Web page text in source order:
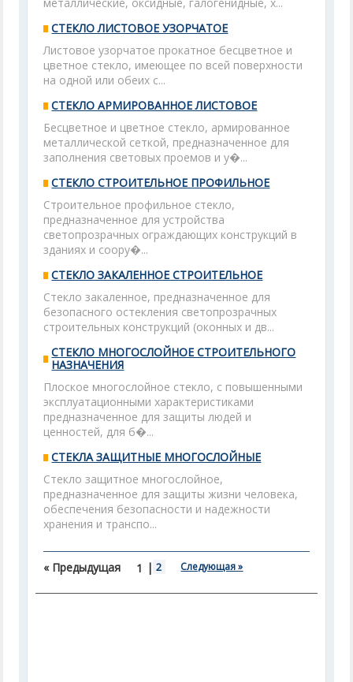
СТЕКЛО ЛИСТОВОЕ УЗОРЧАТОЕ
Листовое узорчатое прокатное бесцветное и
цветное стекло, имеющее по всей поверхности
на одной или обеих с...
СТЕКЛО АРМИРОВАННОЕ ЛИСТОВОЕ
Бесцветное и цветное стекло, армированное
металлической сеткой, предназначенное для
заполнения световых проемов и у�...
СТЕКЛО СТРОИТЕЛЬНОЕ ПРОФИЛЬНОЕ
Строительное профильное стекло,
предназначенное для устройства
светопрозрачных ограждающих конструкций в
зданиях и соору�...
СТЕКЛО ЗАКАЛЕННОЕ СТРОИТЕЛЬНОЕ
Стекло закаленное, предназначенное для
безопасного остекления светопрозрачных
строительных конструкций (оконных и дв...
СТЕКЛО МНОГОСЛОЙНОЕ СТРОИТЕЛЬНОГО
НАЗНАЧЕНИЯ
Плоское многослойное стекло, с повышенными
эксплуатационными характеристиками
предназначенное для защиты людей и
ценностей, для б�...
СТЕКЛА ЗАЩИТНЫЕ МНОГОСЛОЙНЫЕ
Стекло защитное многослойное,
предназначенное для защиты жизни человека,
обеспечения безопасности и надежности
хранения и транспо...
« Предыдущая 1 | 2 Следующая »